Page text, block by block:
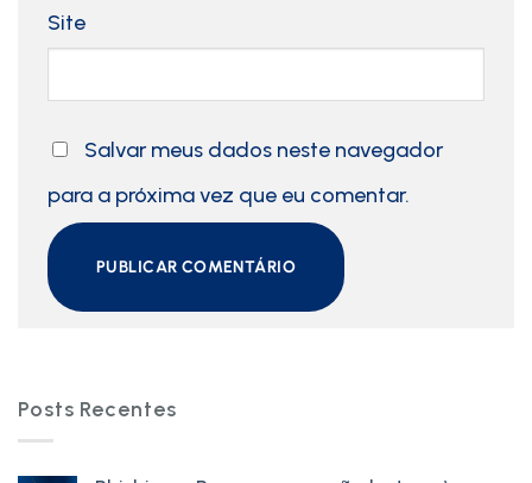
Site
Salvar meus dados neste navegador
para a próxima vez que eu comentar.
Posts Recentes